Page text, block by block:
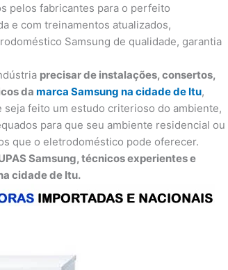
pelos fabricantes para o perfeito
e com treinamentos atualizados,
Samsung de qualidade, garantia
precisar de instalações, consertos,
damarca Samsung na cidade de Itu,
feito um estudo criterioso do ambiente,
para que seu ambiente residencial ou
que o eletrodoméstico pode oferecer.
Samsung, técnicos experientes e
cidade de Itu.